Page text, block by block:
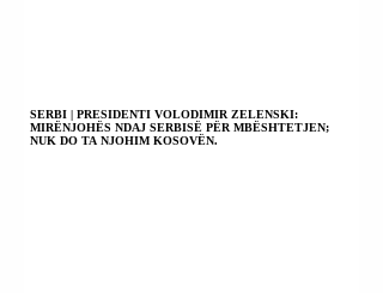
SERBI | PRESIDENTI VOLODIMIR ZELENSKI:
MIRËNJOHËS NDAJ SERBISË PËR MBËSHTETJEN;
NUK DO TA NJOHIM KOSOVËN.